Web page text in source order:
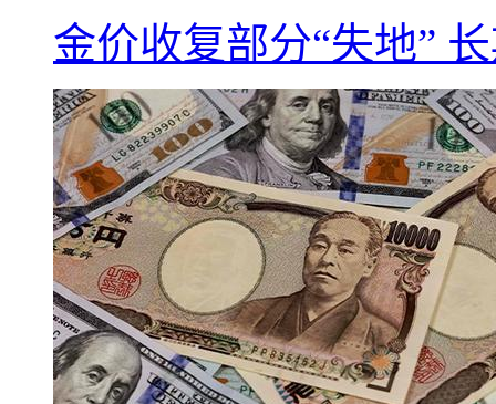
金价收复部分“失地”